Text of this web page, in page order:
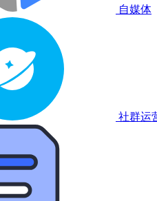
自媒体
社群运